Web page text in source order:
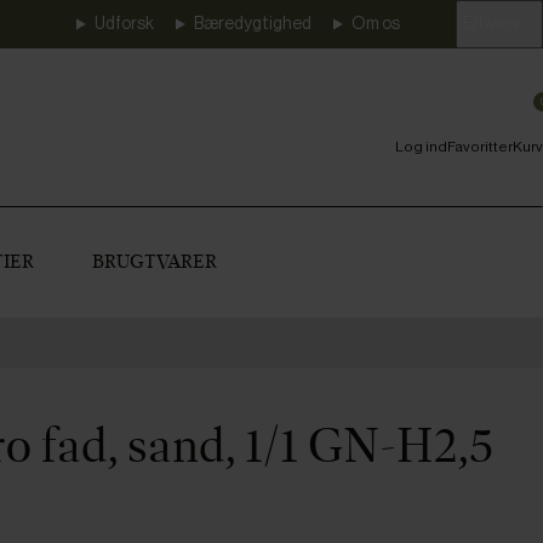
Udforsk Bæredygtighed Om os
Log indFavoritterKurv
BRUGTVARER
fad, sand, 1/1 GN-H2,5